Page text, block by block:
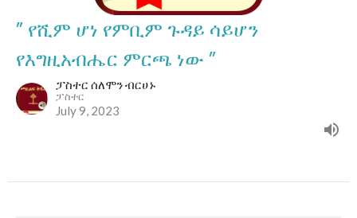
” የሺም ሆነ የምቢም ጉዳይ ሳይሆን
የእግዚአብሔር ምርጫ ነው ”
ፓስተር ሰለሞን ብርሀኑ
ፓስተር
July 9, 2023